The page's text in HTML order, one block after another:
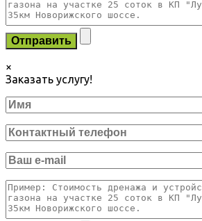
×
Заказать услугу!